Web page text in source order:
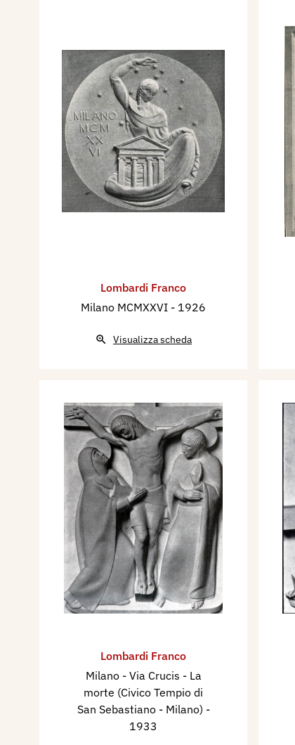
Lombardi Franco
Milano MCMXXVI - 1926
Visualizza scheda
Lombardi Franco
Milano - Via Crucis - La
morte (Civico Tempio di
San Sebastiano - Milano) -
1933